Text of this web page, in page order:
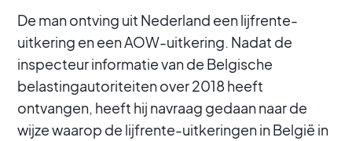
De man ontving uit Nederland een lijfrente-
uitkering en een AOW-uitkering. Nadat de
inspecteur informatie van de Belgische
belastingautoriteiten over 2018 heeft
ontvangen, heeft hij navraag gedaan naar de
wijze waarop de lijfrente-uitkeringen in België in